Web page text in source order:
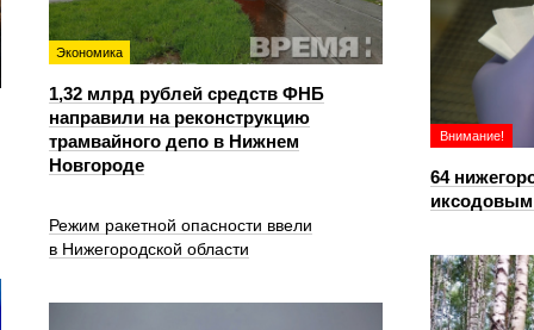
Экономика
1,32 млрд рублей средств ФНБ
направили на реконструкцию
трамвайного депо в Нижнем
Новгороде
Внимание!
64
Режим ракетной опасности ввели
в Нижегородской области